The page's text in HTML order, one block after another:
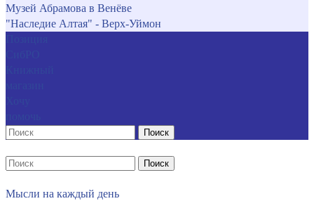
Музей Абрамова в Венёве
"Наследие Алтая" - Верх-Уймон
Поиск
Поиск
Мысли на каждый день